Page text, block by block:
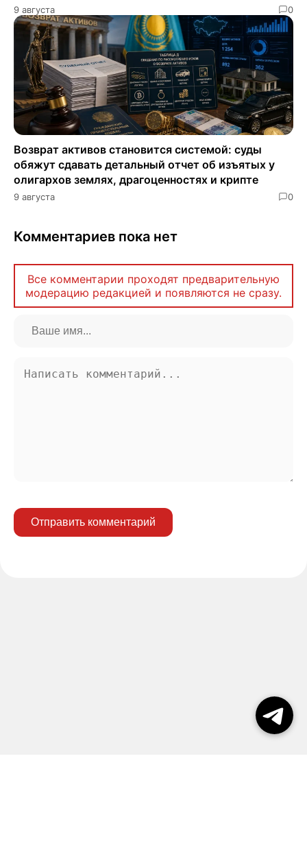
9 августа 0
Возврат активов становится системой: суды
обяжут сдавать детальный отчет об изъятых у
олигархов землях, драгоценностях и крипте
9 августа 0
Комментариев пока нет
Все комментарии проходят предварительную
модерацию редакцией и появляются не сразу.
Отправить комментарий